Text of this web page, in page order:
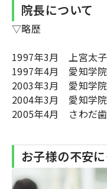
院長について
▽略歴
1997年3月 上宮太
1997年4月 愛知学
2003年3月 愛知学
2004年3月 愛知学
2005年4月 さわだ
お子様の不安